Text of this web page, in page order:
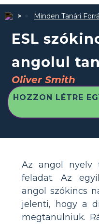
Minden Tanári
ESL
angolul
Oliver Smith
HOZZON LÉTRE
Az angol nyelv
feladat. Az
angol szókincs
jelenti, hogy a
megtanulniuk.